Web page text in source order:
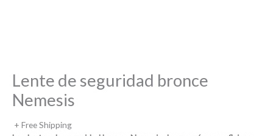
Lente de seguridad bronce
Nemesis
+ Free Shipping